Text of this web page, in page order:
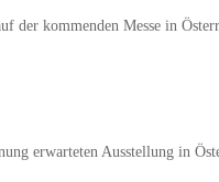
der kommenden Messe in
erwarteten Ausstellung in